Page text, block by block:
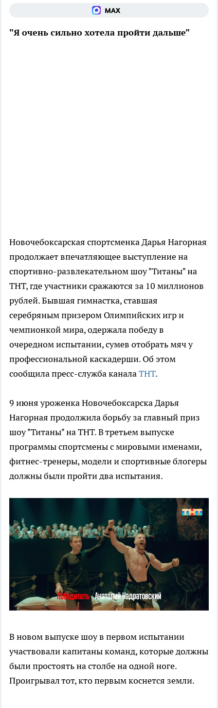
"Я очень сильно хотела пройти дальше"
Новочебоксарская спортсменка Дарья Нагорная
продолжает впечатляющее выступление на
спортивно-развлекательном шоу "Титаны" на
ТНТ, где участники сражаются за 10 миллионов
рублей. Бывшая гимнастка, ставшая
серебряным призером Олимпийских игр и
чемпионкой мира, одержала победу в
очередном испытании, сумев отобрать мяч у
профессиональной каскадерши. Об этом
сообщила пресс-служба каналаТНТ.
9 июня уроженка Новочебоксарска Дарья
Нагорная продолжила борьбу за главный приз
шоу "Титаны" на ТНТ. В третьем выпуске
программы спортсмены с мировыми именами,
фитнес-тренеры, модели и спортивные блогеры
должны были пройти два испытания.
В новом выпуске шоу в первом испытании
участвовали капитаны команд, которые должны
были простоять на столбе на одной ноге.
Проигрывал тот, кто первым коснется земли.